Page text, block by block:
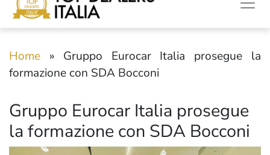
Home » Gruppo Eurocar Italia prosegue la
formazione con SDA Bocconi
Gruppo Eurocar Italia prosegue
la formazione con SDA Bocconi